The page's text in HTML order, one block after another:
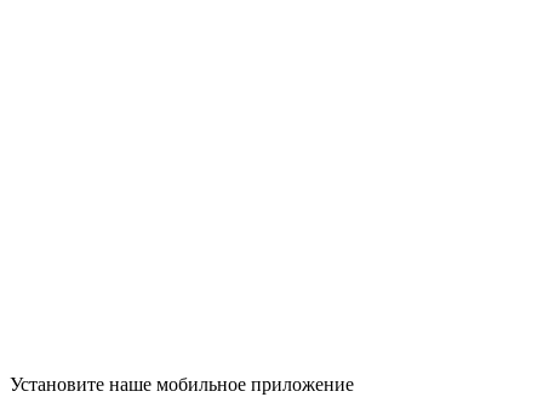
Установите наше мобильное приложение